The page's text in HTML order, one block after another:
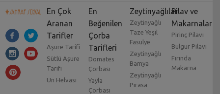
En Çok
Aranan
Tarifler
Aşure Tarifi
Sütlü Aşure
Tarifi
Un Helvası
En
Beğenilen
Çorba
Tarifleri
Domates
Çorbası
Yayla
Çorbası
Zeytinyağlılar
Zeytinyağlı
Taze Yeşil
Fasulye
Zeytinyağlı
Bamya
Zeytinyağlı
Pırasa
Pilav ve
Makarnalar
Pirinç Pilavı
Bulgur Pilavı
Fırında
Makarna